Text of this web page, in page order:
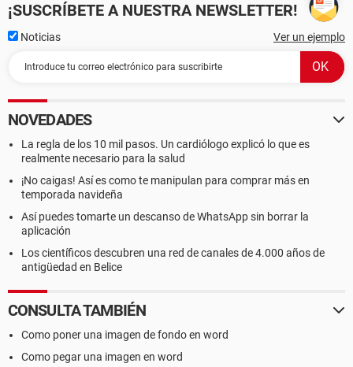
¡SUSCRÍBETE A NUESTRA NEWSLETTER!
Noticias Ver un ejemplo
NOVEDADES
La regla de los 10 mil pasos. Un cardiólogo explicó lo que es
realmente necesario para la salud
¡No caigas! Así es como te manipulan para comprar más en
temporada navideña
Así puedes tomarte un descanso de WhatsApp sin borrar la
aplicación
Los científicos descubren una red de canales de 4.000 años de
antigüedad en Belice
CONSULTA TAMBIÉN
Como poner una imagen de fondo en word
Como pegar una imagen en word